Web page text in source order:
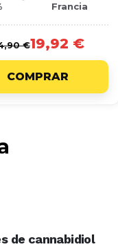
Francia
€19,92 €
COMPRAR
de cannabidiol